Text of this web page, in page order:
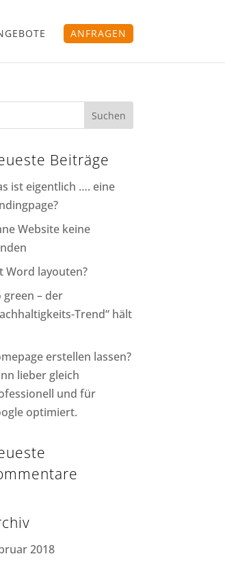
ANFRAGEN
Beiträge
ist eigentlich …. eine
Website keine
Word layouten?
green – der
Trend“ hält
erstellen lassen?
lieber gleich
und für
optimiert.
2018